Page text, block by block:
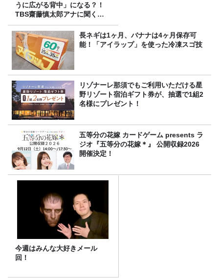
うに広がる背中」になる？！
TBS齋藤慎太郎アナに聞くメ
ンズフィジークの魅力！！
長ネギは1ヶ月、バナナは4ヶ月保存可
能！「アイラップ」を使った冷凍スゴ技
リゾナーレ那須でもご利用いただける星
野リゾート宿泊ギフト券が、抽選で1組2
名様にプレゼント！
五等分の花嫁 カードゲーム presents ラ
ジオ『五等分の花嫁＊』 公開収録2026
開催決定！
今週はみんな大好きメール
回！